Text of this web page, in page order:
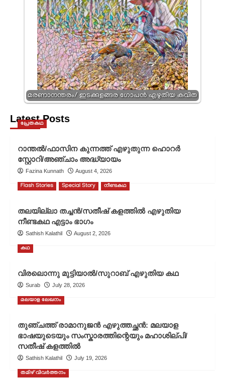
മരണാനന്തരം/ ഇടക്കുളങ്ങര ഗോപൻ എഴുതിയ കവിത
Latest Posts
പ്രേതകഥ
റാന്തൽ/ഫാസിന കുന്നത്ത് എഴുതുന്ന ഹൊറർ
സ്റ്റോറി/അഞ്ചാം അദ്ധ്യായം
Fazina Kunnath August 4, 2026
Flash Stories Special Story നീണ്ടകഥ
തലയില്ലാ തച്ചൻ/സതീഷ് കളത്തിൽ എഴുതിയ
നീണ്ടകഥ എട്ടാം ഭാഗം
Sathish Kalathil August 2, 2026
കഥ
വിരലൊന്നു മുട്ടിയാൽ/സുറാബ് എഴുതിയ കഥ
Surab July 28, 2026
മലയാള ലേഖനം
തുഞ്ചത്ത് രാമാനുജൻ എഴുത്തച്ഛൻ: മലയാള
ഭാഷയുടെയും സംസ്കാരത്തിന്റെയും മഹാശില്പി/
സതീഷ് കളത്തിൽ
Sathish Kalathil July 19, 2026
തമിഴ് വിവർത്തനം